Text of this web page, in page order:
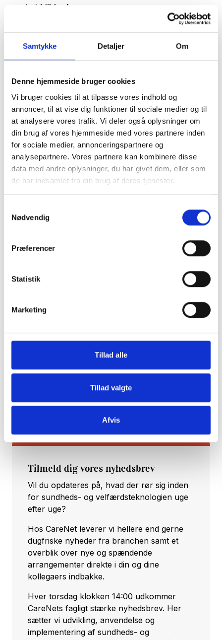
Samtykke Detaljer Om
Denne hjemmeside bruger cookies
Vi bruger cookies til at tilpasse vores indhold og
annoncer, til at vise dig funktioner til sociale medier og til
at analysere vores trafik. Vi deler også oplysninger om
din brug af vores hjemmeside med vores partnere inden
for sociale medier, annonceringspartnere og
analysepartnere. Vores partnere kan kombinere disse
data med andre oplysninger, du har givet dem, eller som
de har indsamlet fra din brug af deres tjenester.
Nødvendig
Præferencer
Statistik
Marketing
Tillad alle
Tillad valgte
Afvis
ved at klikke her
En anden ny robotteknologi som du vil stifte
bekendtskab med til Temadagen, er
genoptræning. Ved at bruge Molliidragten kan
mennesker, der ellers havde svært ved en
eventuel genoptræning, nu gennemføre
genoptræningen uden de store smerter.
Du har mulighed for at se hvordan Mollii dragten
virker, ved at klikke her
Cortex Park i Odense
Tilmeld dig temadagen her
Tilmeld dig vores nyhedsbrev
Vil du opdateres på, hvad der rør sig inden
for sundheds- og velfærdsteknologien uge
efter uge?
Hos CareNet leverer vi hellere end gerne
dugfriske nyheder fra branchen samt et
overblik over nye og spændende
arrangementer direkte i din og dine
kollegaers indbakke.
Hver torsdag klokken 14:00 udkommer
CareNets fagligt stærke nyhedsbrev. Her
sætter vi udvikling, anvendelse og
implementering af sundheds- og